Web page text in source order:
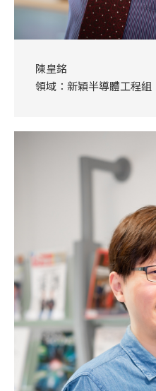
陳皇銘
領域：新穎半導體工程組